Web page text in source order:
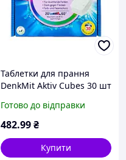
Таблетки для прання
DenkMit Aktiv Cubes 30 шт
Готово до відправки
482.99₴
Купити